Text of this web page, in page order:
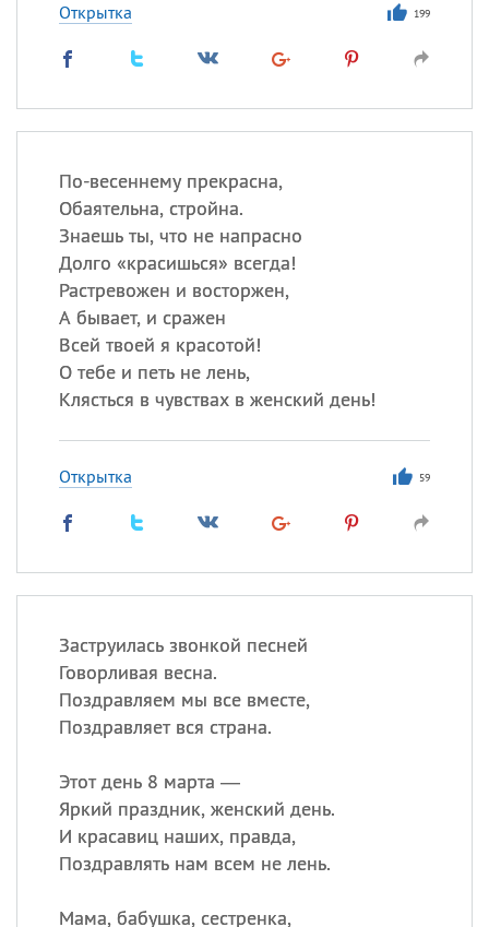
Открытка 199
По-весеннему прекрасна,
Обаятельна, стройна.
Знаешь ты, что не напрасно
Долго «красишься» всегда!
Растревожен и восторжен,
А бывает, и сражен
Всей твоей я красотой!
О тебе и петь не лень,
Клясться в чувствах в женский день!
Открытка 59
Заструилась звонкой песней
Говорливая весна.
Поздравляем мы все вместе,
Поздравляет вся страна.
Этот день 8 марта —
Яркий праздник, женский день.
И красавиц наших, правда,
Поздравлять нам всем не лень.
Мама, бабушка, сестренка,